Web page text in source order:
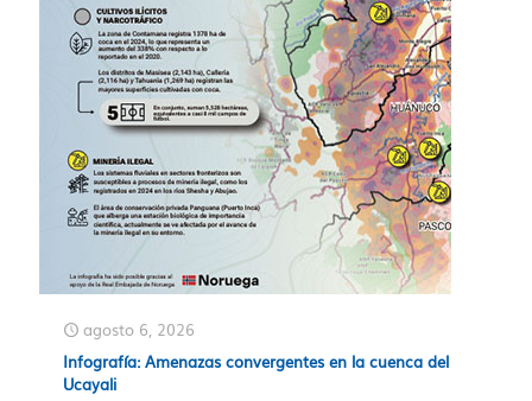
agosto 6, 2026
Infografía: Amenazas convergentes en la cuenca del
Ucayali